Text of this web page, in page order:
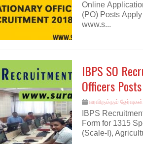
Online
(PO) Posts
www.s...
IBPS SO
Officers Posts
வரவிருக்கும் தேர்வுகள்
IBPS
Form for 1315
(Scale-I),